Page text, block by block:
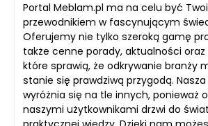
Portal Meblam.pl ma na celu być
przewodnikiem w fascynującym
Oferujemy nie tylko szeroką gamę
także cenne porady, aktualności oraz
które sprawią, że odkrywanie branży
stanie się prawdziwą przygodą.
wyróżnia się na tle innych, ponieważ
naszymi użytkownikami drzwi do